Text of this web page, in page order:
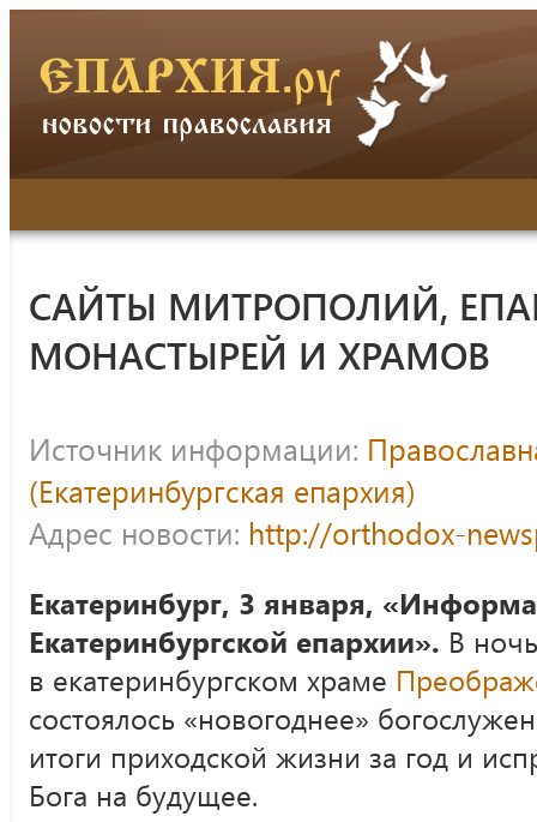
САЙТЫ МИТРОПОЛИЙ,
МОНАСТЫРЕЙ И ХРАМОВ
Источник информации:
(Екатеринбургская епархия)
Адрес новости: http://orthodox-
Екатеринбург, 3 января,
Екатеринбургской епархии». В
в екатеринбургском храме
состоялось «новогоднее»
итоги приходской жизни за год и
Бога на будущее.